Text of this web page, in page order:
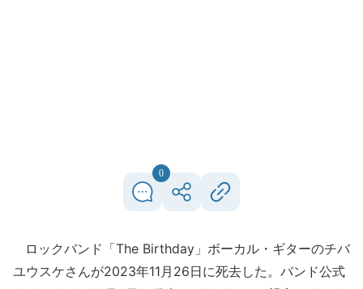
0
ロックバンド「The Birthday」ボーカル・ギターのチバ
ユウスケさんが2023年11月26日に死去した。バンド公式